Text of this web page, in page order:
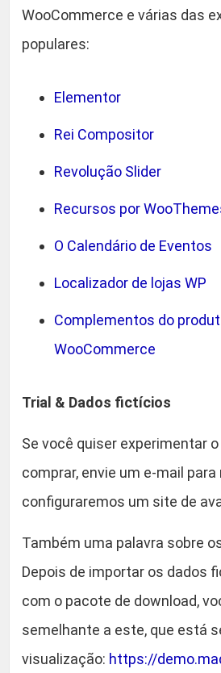
WooCommerce e várias das
populares:
Elementor
Rei Compositor
Revolução Slider
Recursos por
O Calendário de Eventos
Localizador de lojas WP
Complementos do
WooCommerce
Trial & Dados fictícios
Se você quiser experimentar
comprar, envie um e-mail
configuraremos um site de
Também uma palavra sobre
Depois de importar os dados
com o pacote de download,
semelhante a este, que está
visualização: https://